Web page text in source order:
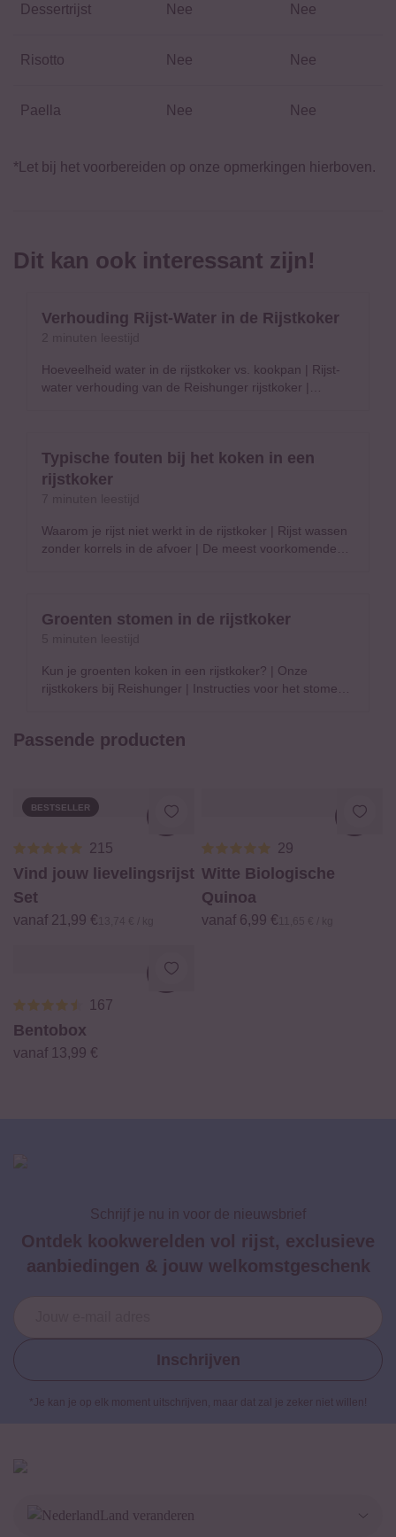
Dessertrijst Nee Nee
Risotto Nee Nee
Paella Nee Nee
*Let bij het voorbereiden op onze opmerkingen hierboven.
Dit kan ook interessant zijn!
Verhouding Rijst-Water in de Rijstkoker
Hoeveelheid water in de rijstkoker vs. kookpan | Rijst-
water verhouding van de Reishunger rijstkoker |
water in de basis rijstkoker | Verhouding rijst-water in de
magnetron rijstkoker
Typische fouten bij het koken in een
rijstkoker
Waarom je rijst niet werkt in de rijstkoker | Rijst wassen
zonder korrels in de afvoer | De meest voorkomende
Groenten stomen in de rijstkoker
Kun je groenten koken in een rijstkoker? | Onze
rijstkokers bij Reishunger |
Instructies voor het stomen
Diepvriesgroenten stomen in de rijstkoker
Passende producten
BESTSELLER
215
Vind jouw lievelingsrijst
Set
vanaf 21,99 €
29
Witte Biologische
Quinoa
vanaf 6,99 €
167
Bentobox
vanaf 13,99 €
Schrijf je nu in voor de nieuwsbrief
Ontdek kookwerelden vol rijst, exclusieve
aanbiedingen & jouw welkomstgeschenk
Inschrijven
*Je kan je op elk moment uitschrijven, maar dat zal je zeker niet willen!
Land veranderen